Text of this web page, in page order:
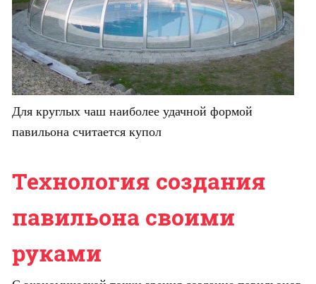
Для круглых чаш наиболее удачной формой
павильона считается купол
Технология создания
павильона своими
руками